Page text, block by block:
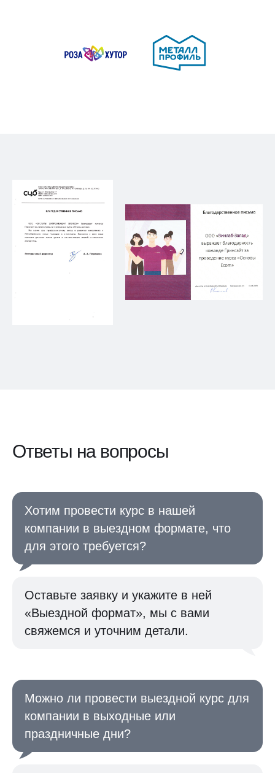
Ответы на вопросы
Хотим провести курс в нашей
компании в выездном формате, что
для этого требуется?
Оставьте заявку и укажите в ней
«Выездной формат», мы с вами
свяжемся и уточним детали.
Можно ли провести выездной курс для
компании в выходные или
праздничные дни?